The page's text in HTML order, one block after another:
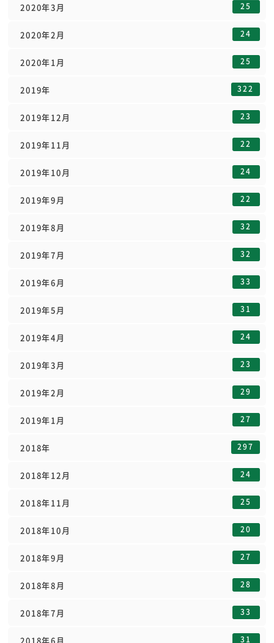
2020年3月 25
2020年2月 24
2020年1月 25
2019年 322
2019年12月 23
2019年11月 22
2019年10月 24
2019年9月 22
2019年8月 32
2019年7月 32
2019年6月 33
2019年5月 31
2019年4月 24
2019年3月 23
2019年2月 29
2019年1月 27
2018年 297
2018年12月 24
2018年11月 25
2018年10月 20
2018年9月 27
2018年8月 28
2018年7月 33
2018年6月 31